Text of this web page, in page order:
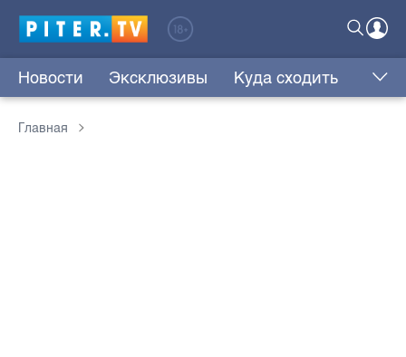
Новости Эксклюзивы Куда сходить
Главная